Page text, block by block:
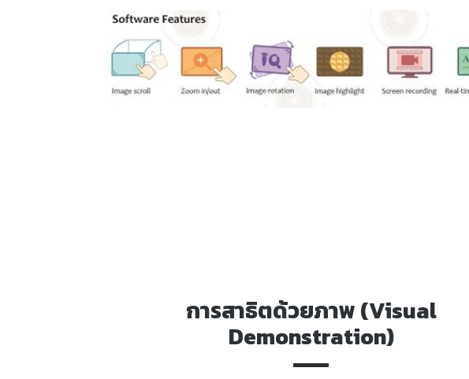
การสาธิตด้วยภาพ (Visual
Demonstration)